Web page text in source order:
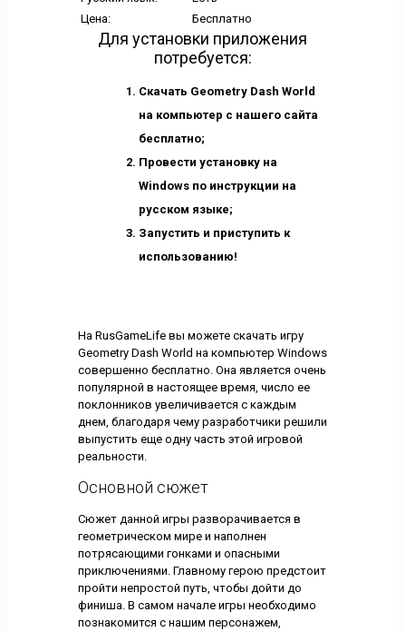
Цена:
Бесплатно
Для установки приложения
потребуется:
Скачать Geometry Dash World
на компьютер с нашего сайта
бесплатно;
Провести установку на
Windows по инструкции на
русском языке;
Запустить и приступить к
использованию!
На RusGameLife вы можете скачать игру
Geometry Dash World на компьютер Windows
совершенно бесплатно. Она является очень
популярной в настоящее время, число ее
поклонников увеличивается с каждым
днем, благодаря чему разработчики решили
выпустить еще одну часть этой игровой
реальности.
Основной сюжет
Сюжет данной игры разворачивается в
геометрическом мире и наполнен
потрясающими гонками и опасными
приключениями. Главному герою предстоит
пройти непростой путь, чтобы дойти до
финиша. В самом начале игры необходимо
познакомится с нашим персонажем,